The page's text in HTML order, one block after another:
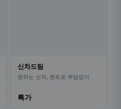
신차드림
원하는 신차, 렌트로 부담없이
특가